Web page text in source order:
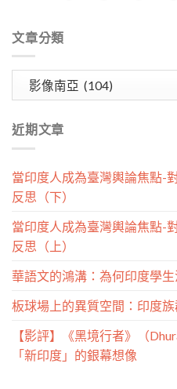
文章分類
類
近期文章
當印度人成為臺灣輿論焦點-
反思（下）
當印度人成為臺灣輿論焦點-
反思（上）
華語文的鴻溝：為何印度學
板球場上的異質空間：印度
【影評】《黑境行者》（
「新印度」的銀幕想像